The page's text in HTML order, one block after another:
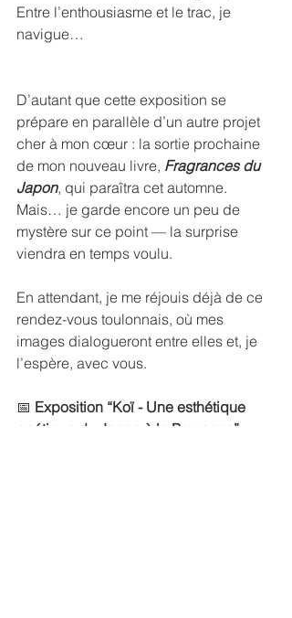
Entre l’enthousiasme et le trac, je
navigue…
D’autant que cette exposition se
prépare en parallèle d’un autre projet
cher à mon cœur : la sortie prochaine
de mon nouveau livre, Fragrances du
Japon, qui paraîtra cet automne.
Mais… je garde encore un peu de
mystère sur ce point — la surprise
viendra en temps voulu.
En attendant, je me réjouis déjà de ce
rendez-vous toulonnais, où mes
images dialogueront entre elles et, je
l’espère, avec vous.
📅 Exposition “Koï - Une esthétique
poétique du Japon à la Provence” —